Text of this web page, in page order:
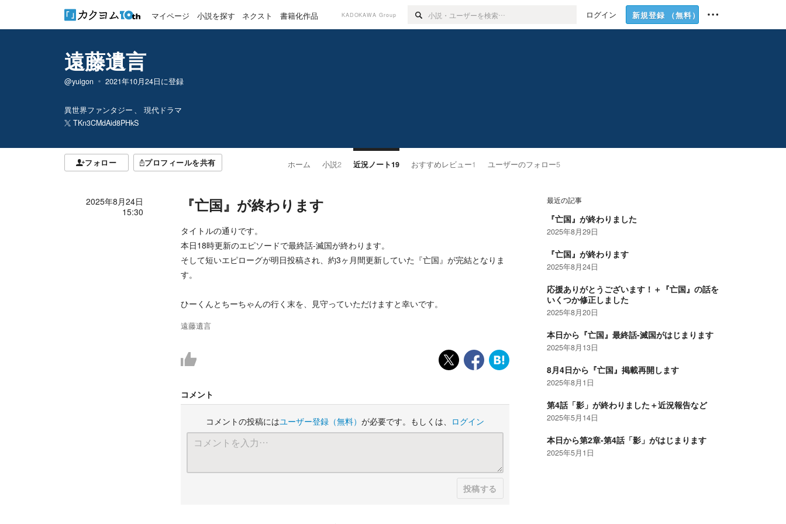
マイページ 小説を探す ネクスト 書籍化作品 KADOKAWA Group ログイン 新規登録 （無料）
遠藤遺言
@yuigon 2021年10月24日に登録
異世界ファンタジー
現代ドラマ
TKn3CMdAid8PHkS
フォロー プロフィールを共有 ホーム 小説2 近況ノート19 おすすめレビュー1 ユーザーのフォロー5
2025年8月24日
15:30
『亡国』が終わります
タイトルの通りです。
本日18時更新のエピソードで最終話-滅国が終わります。
そして短いエピローグが明日投稿され、約3ヶ月間更新していた『亡国』が完結となりま
す。
ひーくんとちーちゃんの行く末を、見守っていただけますと幸いです。
遠藤遺言
コメント
コメントの投稿にはユーザー登録（無料） が必要です。もしくは、 ログイン
投稿する
最近の記事
『亡国』が終わりました
2025年8月29日
『亡国』が終わります
2025年8月24日
応援ありがとうございます！＋『亡国』の話を
いくつか修正しました
2025年8月20日
本日から『亡国』最終話-滅国がはじまります
2025年8月13日
8月4日から『亡国』掲載再開します
2025年8月1日
第4話「影」が終わりました＋近況報告など
2025年5月14日
本日から第2章-第4話「影」がはじまります
2025年5月1日